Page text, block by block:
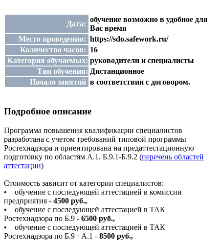
Дата:
обучение возможно в удобное для
Вас время
Место проведения: https://sdo.safework.ru/
Количество часов: 16
Категория обучаемых: руководители и специалисты
Тип обучения: Дистанционное
Начало занятий в соответствии с договором.
Подробное описание
Программа повышения квалификации специалистов
разработана с учетом требований типовой программы
Ростехнадзора и ориентирована на предаттестационную
подготовку по областям А.1, Б.9.1-Б.9.2 (перечень областей
аттестации)
Стоимость зависит от категории специалистов:
• обучение с последующей аттестацией в комиссии
предприятия - 4500 руб.,
• обучение с последующей аттестацией в ТАК
Ростехнадзора по Б.9 - 6500 руб.,
• обучение с последующей аттестацией в ТАК
Ростехнадзора по Б.9 +А.1 - 8500 руб.,